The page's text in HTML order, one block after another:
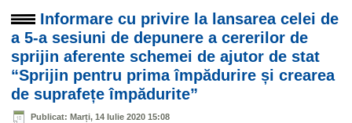
Informare cu privire la lansarea celei de
a 5-a sesiuni de depunere a cererilor de
sprijin aferente schemei de ajutor de stat
“Sprijin pentru prima împădurire și crearea
de suprafețe împădurite”
Publicat: Marți, 14 Iulie 2020 15:08